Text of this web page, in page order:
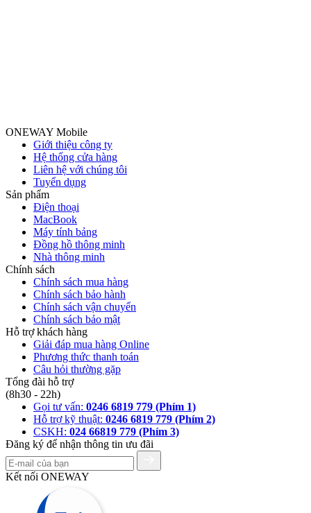
ONEWAY Mobile
Giới thiệu công ty
Hệ thống cửa hàng
Liên hệ với chúng tôi
Tuyển dụng
Sản phẩm
Điện thoại
MacBook
Máy tính bảng
Đồng hồ thông minh
Nhà thông minh
Chính sách
Chính sách mua hàng
Chính sách bảo hành
Chính sách vận chuyển
Chính sách bảo mật
Hỗ trợ khách hàng
Giải đáp mua hàng Online
Phương thức thanh toán
Câu hỏi thường gặp
Tổng đài hỗ trợ
(8h30 - 22h)
Gọi tư vấn: 0246 6819 779 (Phím 1)
Hỗ trợ kỹ thuật: 0246 6819 779 (Phím 2)
CSKH: 024 66819 779 (Phím 3)
Đăng ký để nhận thông tin ưu đãi
Kết nối ONEWAY